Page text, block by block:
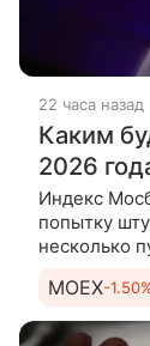
22 часа назад
Каким
2026
Индекс
попытку
несколько
Мир
MOEX-